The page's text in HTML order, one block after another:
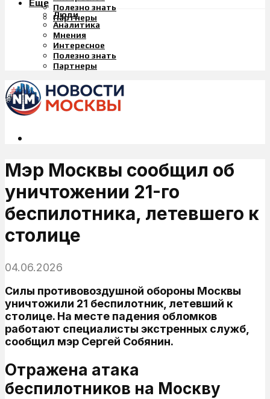
Полезно знать
Партнеры
Еще
Люди
Аналитика
Мнения
Интересное
Полезно знать
Партнеры
Мэр Москвы сообщил об
уничтожении 21-го
беспилотника, летевшего к
столице
04.06.2026
Силы противовоздушной обороны Москвы
уничтожили 21 беспилотник, летевший к
столице. На месте падения обломков
работают специалисты экстренных служб,
сообщил мэр Сергей Собянин.
Отражена атака
беспилотников на Москву